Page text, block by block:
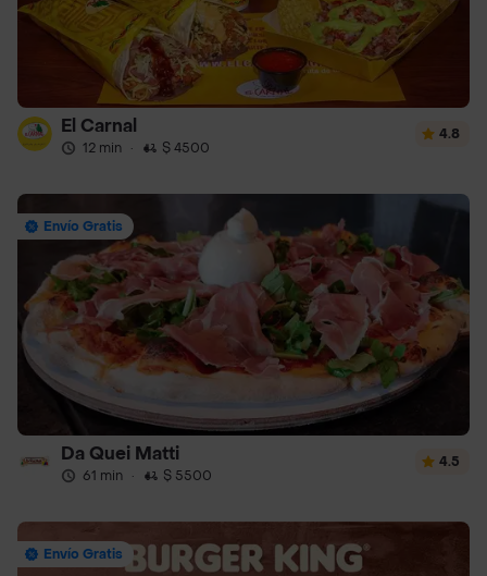
El Carnal
12 min · $ 4500
4.8
Envío Gratis
Da Quei Matti
61 min · $ 5500
4.5
Envío Gratis